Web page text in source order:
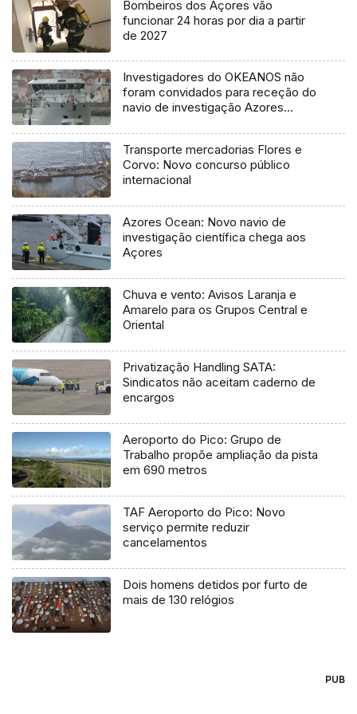
Bombeiros dos Açores vão
funcionar 24 horas por dia a partir
de 2027
Investigadores do OKEANOS não
foram convidados para receção do
navio de investigação Azores
Transporte mercadorias Flores e
Corvo: Novo concurso público
internacional
Azores Ocean: Novo navio de
investigação científica chega aos
Açores
Chuva e vento: Avisos Laranja e
Amarelo para os Grupos Central e
Oriental
Privatização Handling SATA:
Sindicatos não aceitam caderno de
encargos
Aeroporto do Pico: Grupo de
Trabalho propõe ampliação da pista
em 690 metros
TAF Aeroporto do Pico: Novo
serviço permite reduzir
cancelamentos
Dois homens detidos por furto de
mais de 130 relógios
PUB